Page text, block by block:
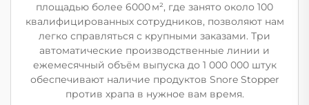
площадью более 6000 м², где занято около 100
квалифицированных сотрудников, позволяют нам
легко справляться с крупными заказами. Три
автоматические производственные линии и
ежемесячный объём выпуска до 1 000 000 штук
обеспечивают наличие продуктов Snore Stopper
против храпа в нужное вам время.